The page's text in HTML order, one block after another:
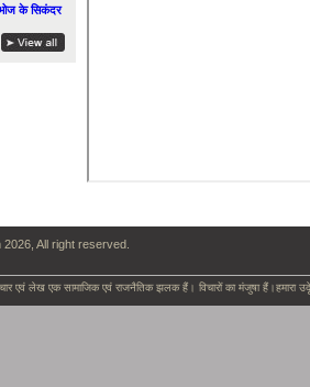
के सिकंदर
All right reserved.
एवं लेख एक सामाजिक एवं राजनैतिक झलक हैं। विचारों का मंजुषा हैं।हमारा